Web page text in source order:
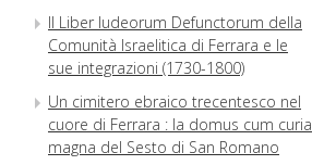
Il Liber Iudeorum Defunctorum della
Comunità Israelitica di Ferrara e le
sue integrazioni (1730-1800)
Un cimitero ebraico trecentesco nel
cuore di Ferrara : la domus cum curia
magna del Sesto di San Romano